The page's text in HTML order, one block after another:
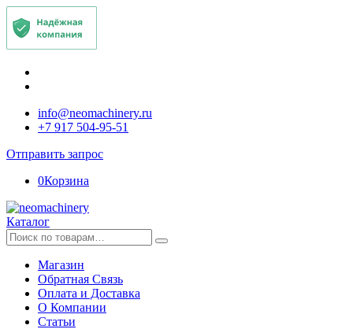
info@neomachinery.ru
+7 917 504-95-51
Отправить запрос
0Корзина
Каталог
Искать:
Магазин
Обратная Связь
Оплата и Доставка
О Компании
Статьи